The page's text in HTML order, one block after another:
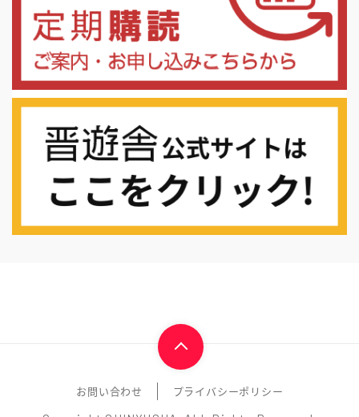
お問い合わせ プライバシーポリシー